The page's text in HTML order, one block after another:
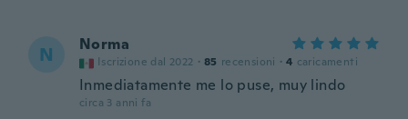
N Norma
Iscrizione dal 2022 · 85 recensioni · 4 caricamenti
Inmediatamente me lo puse, muy lindo
circa 3 anni fa